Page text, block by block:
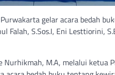
gelar acara bedah
Falah, S.Sos.I, Eni Lesttiorini,
Nurhikmah, M.A, melalui ketua